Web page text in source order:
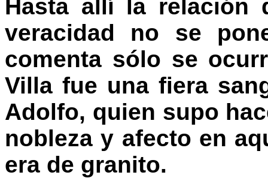
Hasta allí la relación
veracidad no se
comenta sólo se
Villa fue una fiera
Adolfo, quien supo
nobleza y afecto en
era de granito.